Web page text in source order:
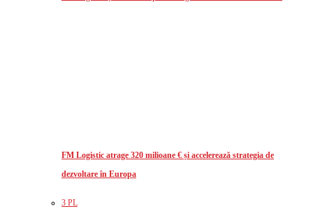
FM Logistic atrage 320 milioane € și accelerează strategia de
dezvoltare în Europa
3 PL